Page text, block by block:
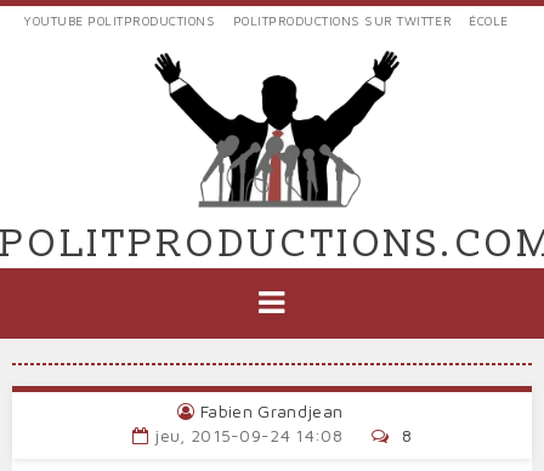
Aller
EXTERNES
POLIT'PRODUCTIONS
YOUTUBE POLITPRODUCTIONS POLITPRODUCTIONS SUR TWITTER ÉCOLE
PRINCIPALE
Fabien Grandjean
jeu, 2015-09-24 14:08
8